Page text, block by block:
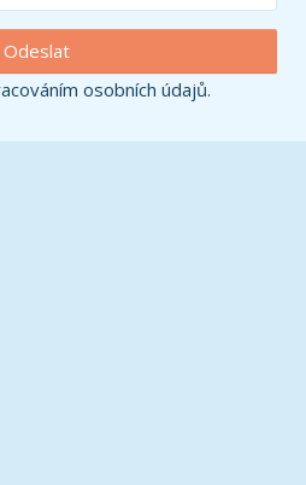
Odeslat
osobních údajů.